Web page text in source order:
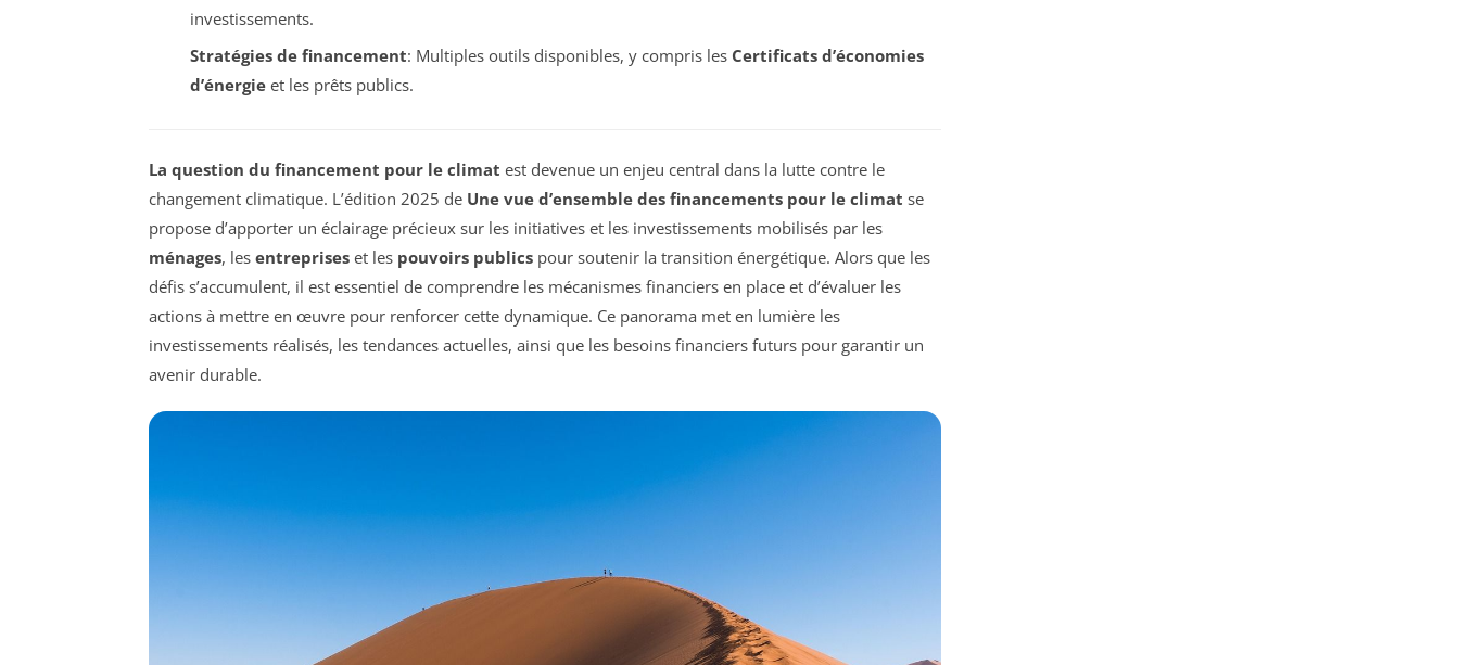
investissements.
Stratégies de financement: Multiples outils disponibles, y compris les Certificats d’économies
d’énergieet les prêts publics.
La question du financement pour le climat est devenue un enjeu central dans la lutte contre le
changement climatique. L’édition 2025 de Une vue d’ensemble des financements pour le climat se
propose d’apporter un éclairage précieux sur les initiatives et les investissements mobilisés par les
ménages, les entreprises et les pouvoirs publics pour soutenir la transition énergétique. Alors que les
défis s’accumulent, il est essentiel de comprendre les mécanismes financiers en place et d’évaluer les
actions à mettre en œuvre pour renforcer cette dynamique. Ce panorama met en lumière les
investissements réalisés, les tendances actuelles, ainsi que les besoins financiers futurs pour garantir un
avenir durable.